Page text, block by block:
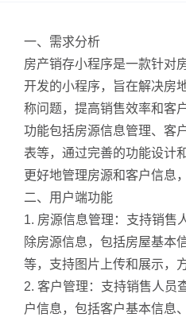
一、需求分析
房产销存小程序是一款针对
开发的小程序，旨在解决房
称问题，提高销售效率和客
功能包括房源信息管理、客
表等，通过完善的功能设计
更好地管理房源和客户信息
二、用户端功能
1. 房源信息管理：支持销售
除房源信息，包括房屋基本
等，支持图片上传和展示，
2. 客户管理：支持销售人员
户信息，包括客户基本信息